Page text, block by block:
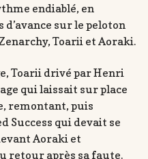
endiablé, en
sur le peloton
Toarii et Aoraki.
Toarii drivé par Henri
qui laissait sur place
remontant, puis
Success qui devait se
Aoraki et
retour après sa faute.